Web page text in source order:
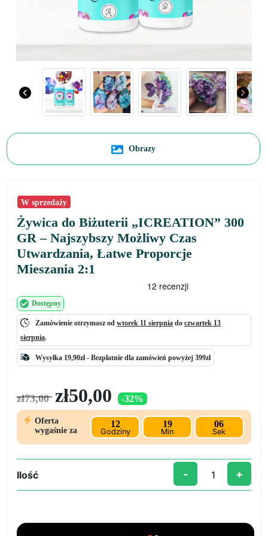
Obrazy
W sprzedaży
Żywica do Biżuterii „ICREATION” 300
GR – Najszybszy Możliwy Czas
Utwardzania, Łatwe Proporcje
Mieszania 2:1
Dostępny
Zamówienie otrzymasz od wtorek 11 sierpnia do czwartek 13
sierpnia.
Wysyłka 19,90zł - Bezpłatnie dla zamówień powyżej 399zł
zł73,00
Pierwotna
cena
zł73,00.
zł50,00 cena
wynosi:
zł50,00.
-32%
Oferta
wygaśnie za
12
Godziny
19
Min
06
Sek
Ilość
ilość
Biżuterii
- +